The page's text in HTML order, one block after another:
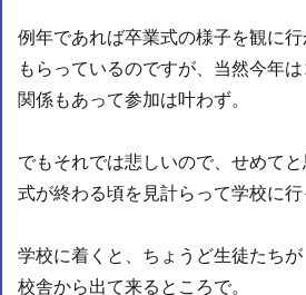
例年であれば卒業式の様子を観に行
もらっているのですが、当然今年
関係もあって参加は叶わず。
でもそれでは悲しいので、せめてと
式が終わる頃を見計らって学校に行
学校に着くと、ちょうど生徒たちが
校舎から出て来るところで。